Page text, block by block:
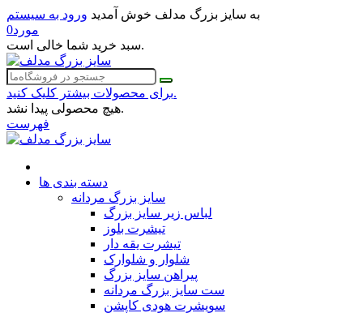
به سایز بزرگ مدلف خوش آمدید ورود به سیستم
0مورد
سبد خرید شما خالی است.
برای محصولات بیشتر کلیک کنید.
هیچ محصولی پیدا نشد.
فهرست
دسته بندی ها
سایز بزرگ مردانه
لباس زیر سایز بزرگ
تیشرت بلوز
تیشرت یقه دار
شلوار و شلوارک
پیراهن سایز بزرگ
ست سایز بزرگ مردانه
سویشرت هودی کاپشن